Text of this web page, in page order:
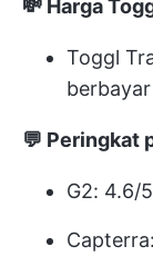
💸 Harga
Toggl
💬 Peringkat
G2: 4.6/